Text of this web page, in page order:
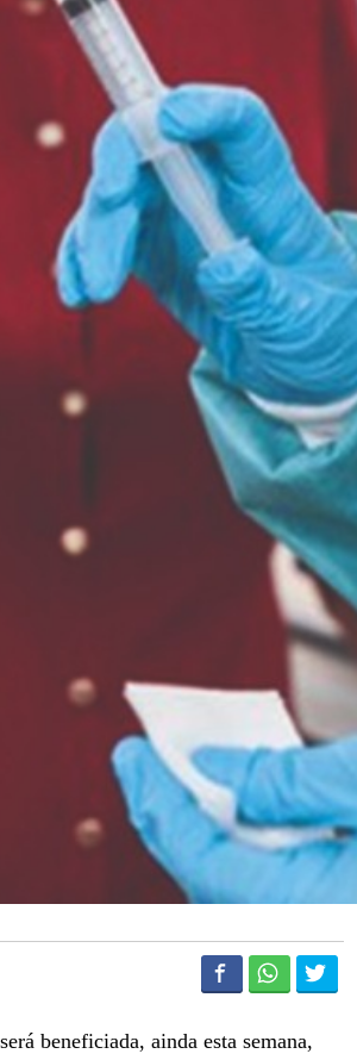
beneficiada, ainda esta semana,